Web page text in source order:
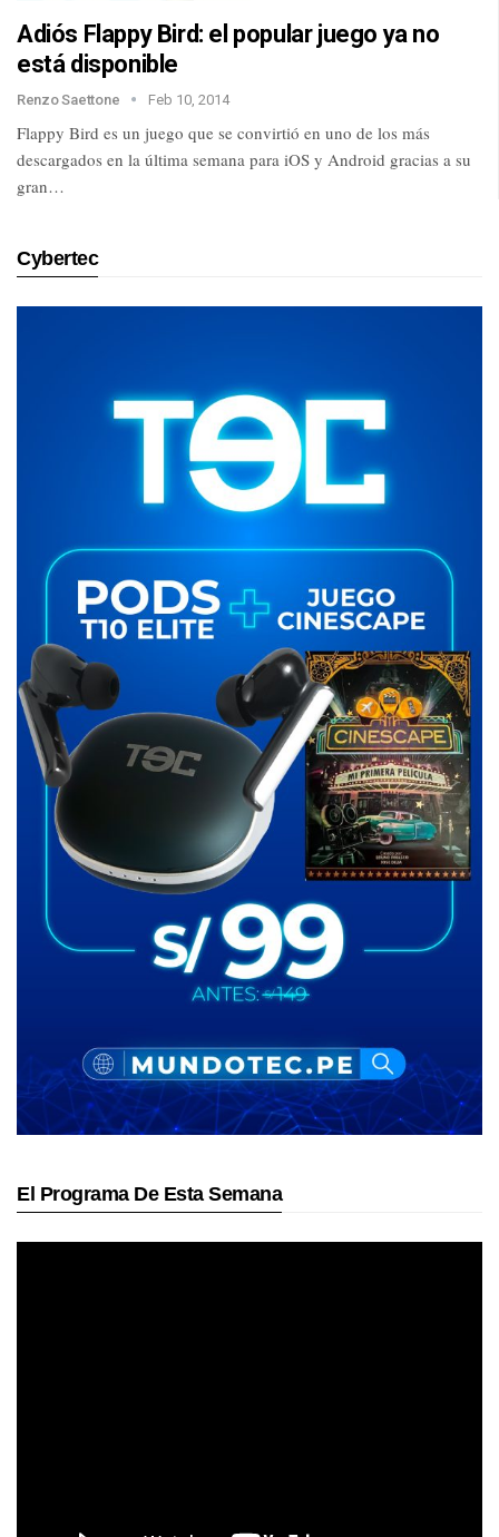
Adiós Flappy Bird: el popular juego ya no
está disponible
Renzo Saettone Feb 10, 2014
Flappy Bird es un juego que se convirtió en uno de los más
descargados en la última semana para iOS y Android gracias a su
gran…
Cybertec
El Programa De Esta Semana